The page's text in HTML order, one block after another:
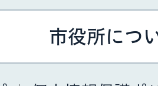
市役所につ